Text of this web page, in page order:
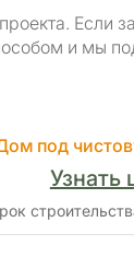
Если
и мы
под
Узнать